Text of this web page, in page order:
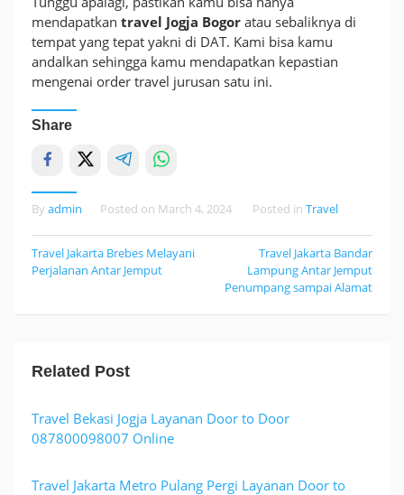
mendapatkan travel Jogja Bogor atau sebaliknya di
tempat yang tepat yakni di DAT. Kami bisa kamu
andalkan sehingga kamu mendapatkan kepastian
mengenai order travel jurusan satu ini.
Share
By admin Posted on March 4, 2024 Posted in Travel
Post
navigation
Travel Jakarta Brebes Melayani
Perjalanan Antar Jemput
Travel Jakarta Bandar
Lampung Antar Jemput
Penumpang sampai Alamat
Related Post
Travel Bekasi Jogja Layanan Door to Door
087800098007 Online
Travel Jakarta Metro Pulang Pergi Layanan Door to